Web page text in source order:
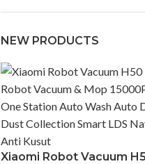
NEW PRODUCTS
Xiaomi Robot Vacuum